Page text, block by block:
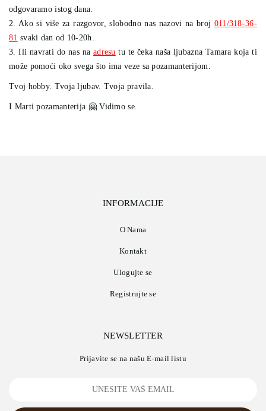
odgovaramo istog dana.
2. Ako si više za razgovor, slobodno nas nazovi na broj 011/318-36-
81 svaki dan od 10-20h.
3. Ili navrati do nas na adresu tu te čeka naša ljubazna Tamara koja ti
može pomoći oko svega što ima veze sa pozamanterijom.
Tvoj hobby. Tvoja ljubav. Tvoja pravila.
I Marti pozamanterija 🤗 Vidimo se.
INFORMACIJE
O Nama
Kontakt
Ulogujte se
Registrujte se
NEWSLETTER
Prijavite se na našu E-mail listu